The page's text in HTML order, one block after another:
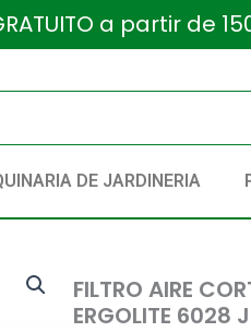
a partir de
DE JARDINERIA
FILTRO AIRE
ERGOLITE 6028